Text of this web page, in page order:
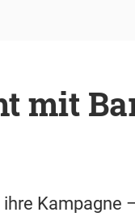
mit
Kampagne